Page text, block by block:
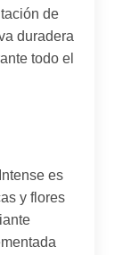
de
duradera
todo el
es
y flores